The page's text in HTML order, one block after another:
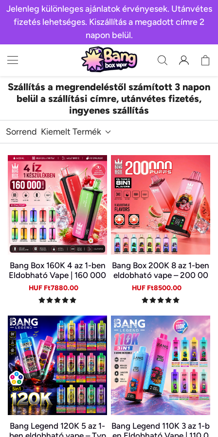
Jelenleg különleges ajánlatok érvényesek. Utánvétes
fizetés lehetséges. Kiszállítás a megadott címre 2
napon belül.
Szállítás a megrendeléstől számított 3 napon
belül a szállítási címre, utánvétes fizetés,
ingyenes szállítás
Sorrend Kiemelt Termék
Bang Box 160K 4 az 1-ben
Eldobható Vape | 160 000
Slukk | 4 Íz Egy Készülékb
en | Type-C | 0–5% Nikotin
Sale
HUF Ft7880.00
Bang Box 200K 8 az 1-ben
eldobható vape – 200 00
0 slukk, 10 íz
Sale
HUF Ft8500.00
Bang Legend 120K 5 az 1-
Bang Legend 110K 3 az 1-b